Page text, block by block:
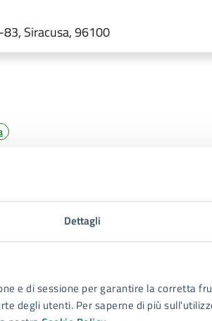
Dettagli
e di sessione per garantire la corretta
degli utenti. Per saperne di più
Siracusa, 96100
Contenuti correlati